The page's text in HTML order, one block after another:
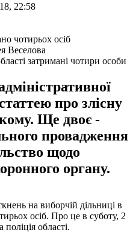
22:58
Веселова
затримані чотири особи
про злісну
Ще двоє -
провадження
щодо
органу.
на виборчій дільниці в
осіб. Про це в суботу, 2
області.